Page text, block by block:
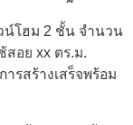
น์โฮม 2 ชั้น จำนวน
สอย xx ตร.ม.
รสร้างเสร็จพร้อม